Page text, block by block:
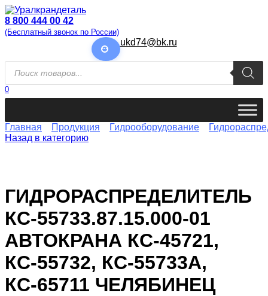
Перейти
к
содержанию
8 800 444 00 42
(Бесплатный звонок по России)
ukd74@bk.ru
Поиск
товаров
0
Главная Продукция Гидрооборудование
Назад в категорию
ГИДРОРАСПРЕДЕЛИТЕЛЬ
КС-55733.87.15.000-01
АВТОКРАНА КС-45721,
КС-55732, КС-55733А,
КС-65711 ЧЕЛЯБИНЕЦ